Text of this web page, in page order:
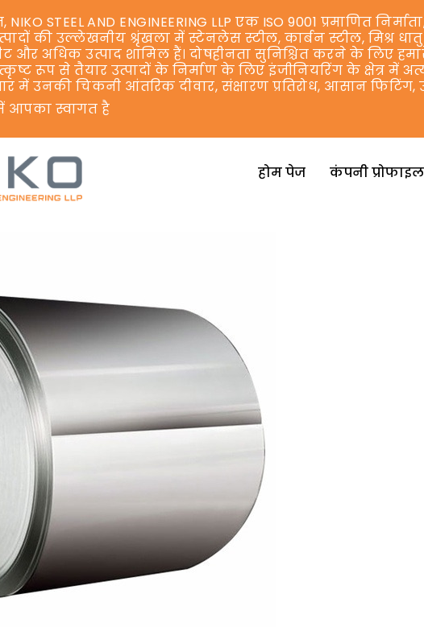
NIKO STEEL AND ENGINEERING LLP एक ISO 9001 प्रमाणित
की उल्लेखनीय श्रृंखला में स्टेनलेस स्टील, कार्बन स्टील, मिश्र
और अधिक उत्पाद शामिल हैं। दोषहीनता सुनिश्चित करने के लिए
रूप से तैयार उत्पादों के निर्माण के लिए इंजीनियरिंग के
में उनकी चिकनी आंतरिक दीवार, संक्षारण प्रतिरोध, आसान
आपका स्वागत है
होम पेज कंपनी प्रोफाइल